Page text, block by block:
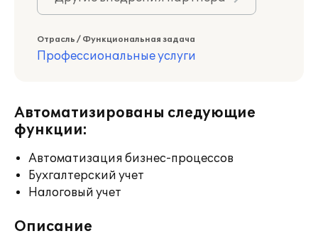
Отрасль / Функциональная задача
Профессиональные услуги
Автоматизированы следующие
функции:
Автоматизация бизнес-процессов
Бухгалтерский учет
Налоговый учет
Описание